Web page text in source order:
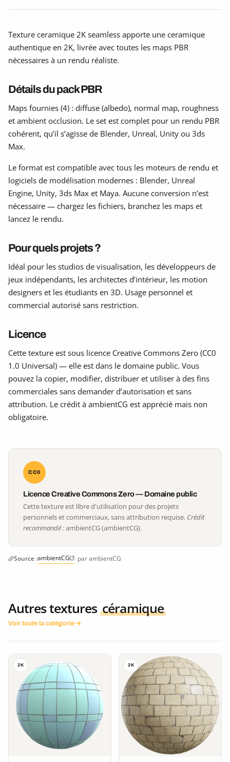
Texture ceramique 2K seamless apporte une ceramique
authentique en 2K, livrée avec toutes les maps PBR
nécessaires à un rendu réaliste.
Détails du pack PBR
Maps fournies (4) : diffuse (albedo), normal map, roughness
et ambient occlusion. Le set est complet pour un rendu PBR
cohérent, qu’il s’agisse de Blender, Unreal, Unity ou 3ds
Max.
Le format est compatible avec tous les moteurs de rendu et
logiciels de modélisation modernes : Blender, Unreal
Engine, Unity, 3ds Max et Maya. Aucune conversion n’est
nécessaire — chargez les fichiers, branchez les maps et
lancez le rendu.
Pour quels projets ?
Idéal pour les studios de visualisation, les développeurs de
jeux indépendants, les architectes d’intérieur, les motion
designers et les étudiants en 3D. Usage personnel et
commercial autorisé sans restriction.
Licence
Cette texture est sous licence Creative Commons Zero (CC0
1.0 Universal) — elle est dans le domaine public. Vous
pouvez la copier, modifier, distribuer et utiliser à des fins
commerciales sans demander d’autorisation et sans
attribution. Le crédit à ambientCG est apprécié mais non
obligatoire.
CC0
Licence Creative Commons Zero — Domaine public
Cette texture est libre d'utilisation pour des projets
personnels et commerciaux, sans attribution requise. Crédit
recommandé :ambientCG (ambientCG).
Source :ambientCG · par ambientCG
Autres textures céramique
Voir toute la catégorie
2K 2K